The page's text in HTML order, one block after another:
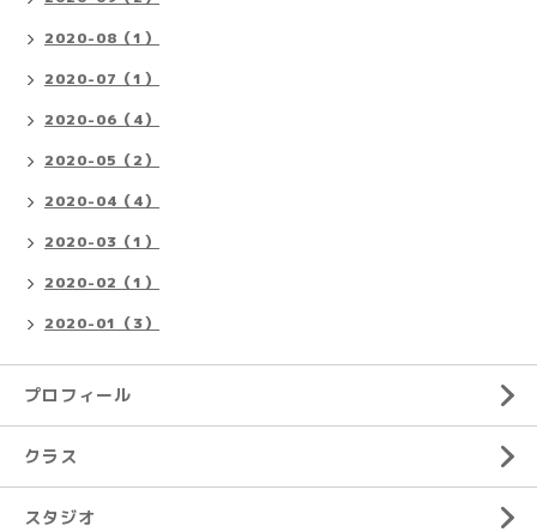
2020-08（1）
2020-07（1）
2020-06（4）
2020-05（2）
2020-04（4）
2020-03（1）
2020-02（1）
2020-01（3）
プロフィール
クラス
スタジオ